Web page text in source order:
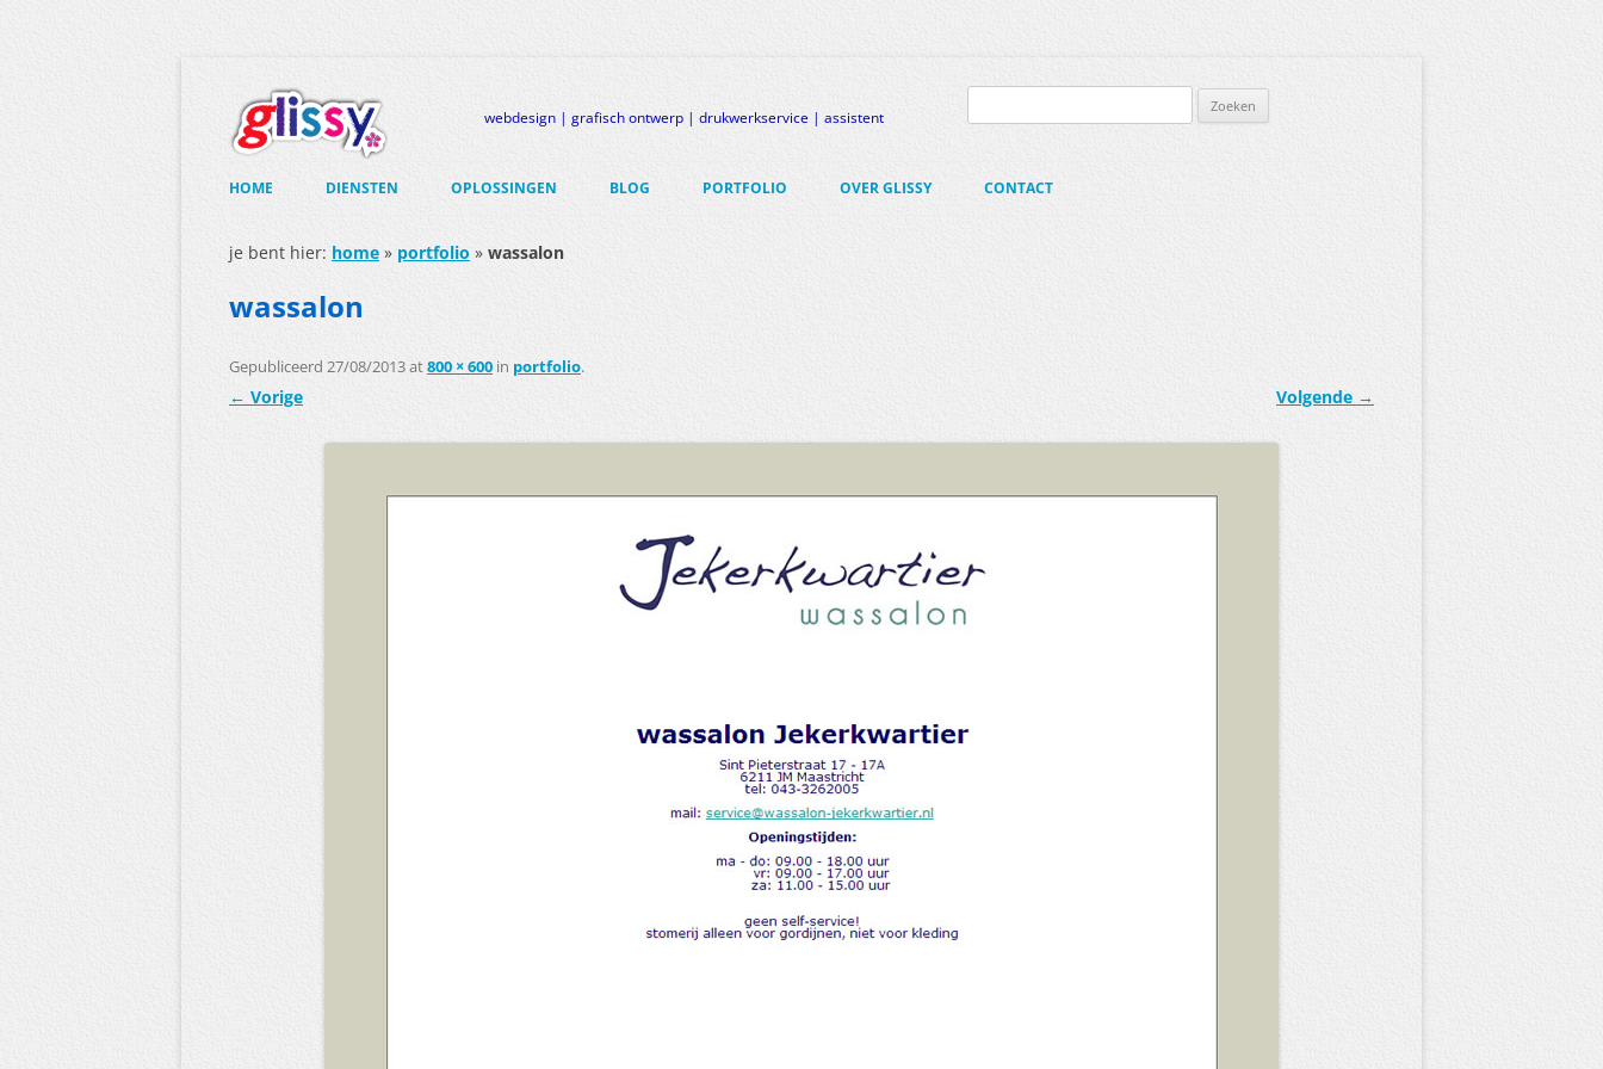
webdesign | grafisch ontwerp | drukwerkservice | assistent
Zoeken
Ga
naar
de
HOME DIENSTEN OPLOSSINGEN
DOMEINNAAMREGISTRATIE
RENT-YOUR-BRAND
BLOG PORTFOLIO OVER GLISSY CONTACT
je bent hier: home » portfolio » wassalon
wassalon
Gepubliceerd 27/08/2013at800 × 600 in portfolio.
← Vorige Volgende →